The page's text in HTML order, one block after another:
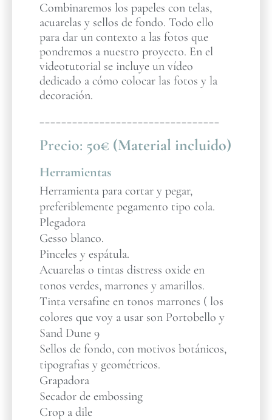
Combinaremos los papeles con telas,
acuarelas y sellos de fondo. Todo ello
para dar un contexto a las fotos que
pondremos a nuestro proyecto. En el
videotutorial se incluye un vídeo
dedicado a cómo colocar las fotos y la
decoración.
_________________________________
Precio: 50€ (Material incluido)
Herramientas
Herramienta para cortar y pegar,
preferiblemente pegamento tipo cola.
Plegadora
Gesso blanco.
Pinceles y espátula.
Acuarelas o tintas distress oxide en
tonos verdes, marrones y amarillos.
Tinta versafine en tonos marrones ( los
colores que voy a usar son Portobello y
Sand Dune 9
Sellos de fondo, con motivos botánicos,
tipografias y geométricos.
Grapadora
Secador de embossing
Crop a dile